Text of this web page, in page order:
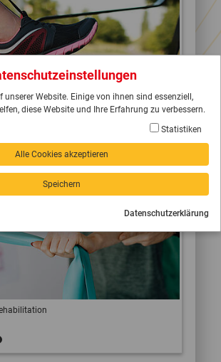
unserer Website. Einige von ihnen sind essenziell,
diese Website und Ihre Erfahrung zu verbessern.
Statistiken
Alle Cookies akzeptieren
Speichern
Datenschutzerklärung